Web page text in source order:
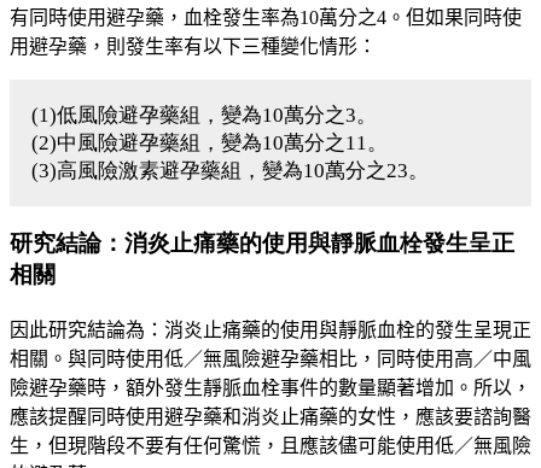
有同時使用避孕藥，血栓發生率為10萬分之4 。但如果同時使
用避孕藥，則發生率有以下三種變化情形：
(1)低風險避孕藥組，變為10萬分之3。
(2)中風險避孕藥組，變為10萬分之11。
(3)高風險激素避孕藥組，變為10萬分之23。
研究結論：消炎止痛藥的使用與靜脈血栓發生呈正
相關
因此研究結論為：消炎止痛藥的使用與靜脈血栓的發生呈現正
相關。與同時使用低／無風險避孕藥相比，同時使用高／中風
險避孕藥時，額外發生靜脈血栓事件的數量顯著增加。所以，
應該提醒同時使用避孕藥和消炎止痛藥的女性，應該要諮詢醫
生，但現階段不要有任何驚慌，且應該儘可能使用低／無風險